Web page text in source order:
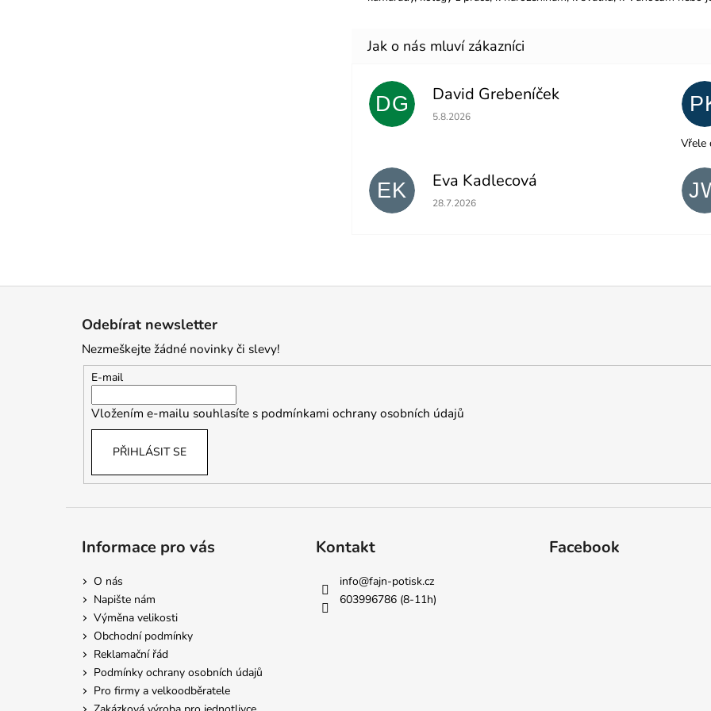
DG David Grebeníček
Hodnocení obchodu je 5 z 5 hvězdiček.
5.8.2026
Vřele
EK Eva Kadlecová
Hodnocení obchodu je 5 z 5 hvězdiček.
28.7.2026
Odebírat newsletter
Nezmeškejte žádné novinky či slevy!
E-mail
Vložením e-mailu souhlasíte s podmínkami ochrany osobních údajů
PŘIHLÁSIT SE
Informace pro vás
O nás
Napište nám
Výměna velikosti
Obchodní podmínky
Reklamační řád
Podmínky ochrany osobních údajů
Pro firmy a velkoodběratele
Kontakt
info@fajn-potisk.cz
603996786 (8-11h)
Facebook